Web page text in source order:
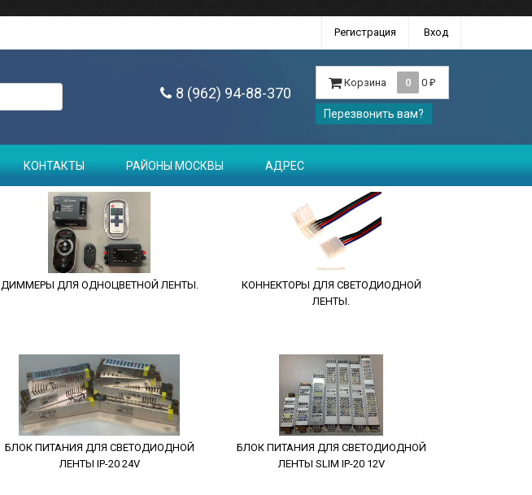
Регистрация Вход
8 (962) 94-88-370
Корзина 0 0 ₽
Перезвонить вам?
КОНТАКТЫ РАЙОНЫ МОСКВЫ АДРЕС
ДИММЕРЫ ДЛЯ ОДНОЦВЕТНОЙ ЛЕНТЫ.
КОННЕКТОРЫ ДЛЯ СВЕТОДИОДНОЙ
ЛЕНТЫ.
БЛОК ПИТАНИЯ ДЛЯ СВЕТОДИОДНОЙ
ЛЕНТЫ IP-20 24V
БЛОК ПИТАНИЯ ДЛЯ СВЕТОДИОДНОЙ
ЛЕНТЫ SLIM IP-20 12V